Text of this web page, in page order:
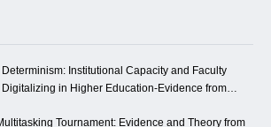
Institutional Capacity and Faculty
in Higher Education-Evidence from
Tournament: Evidence and Theory from